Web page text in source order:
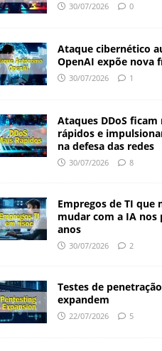
30/07/2026 0
Ataque cibernético
OpenAI expõe nova
30/07/2026 1
Ataques DDoS ficam
rápidos e
na defesa das redes
30/07/2026 8
Empregos de TI que
mudar com a IA nos
anos
30/07/2026 2
Testes de
expandem
22/07/2026 5